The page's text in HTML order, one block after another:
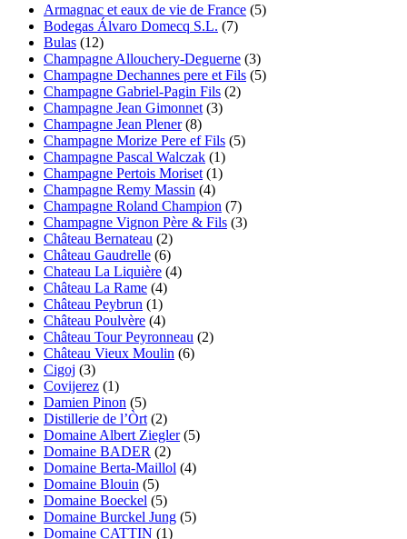
Armagnac et eaux de vie de France (5)
Bodegas Álvaro Domecq S.L. (7)
Bulas (12)
Champagne Allouchery-Deguerne (3)
Champagne Dechannes pere et Fils (5)
Champagne Gabriel-Pagin Fils (2)
Champagne Jean Gimonnet (3)
Champagne Jean Plener (8)
Champagne Morize Pere ef Fils (5)
Champagne Pascal Walczak (1)
Champagne Pertois Moriset (1)
Champagne Remy Massin (4)
Champagne Roland Champion (7)
Champagne Vignon Père & Fils (3)
Château Bernateau (2)
Château Gaudrelle (6)
Chateau La Liquière (4)
Château La Rame (4)
Château Peybrun (1)
Château Poulvère (4)
Château Tour Peyronneau (2)
Château Vieux Moulin (6)
Cigoj (3)
Covijerez (1)
Damien Pinon (5)
Distillerie de l’Òrt (2)
Domaine Albert Ziegler (5)
Domaine BADER (2)
Domaine Berta-Maillol (4)
Domaine Blouin (5)
Domaine Boeckel (5)
Domaine Burckel Jung (5)
Domaine CATTIN (1)